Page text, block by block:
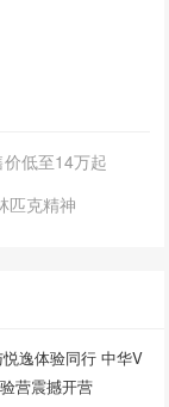
低至14万起
匹克精神